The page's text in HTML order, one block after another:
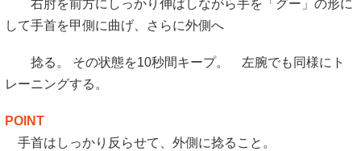
右肘を前方にしっかり伸ばしながら手を「グー」の形に
して手首を甲側に曲げ、さらに外側へ
捻る。 その状態を10秒間キープ。 左腕でも同様にト
レーニングする。
POINT
手首はしっかり反らせて、外側に捻ること。